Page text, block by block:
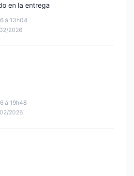
à 13h04
2026
en la entrega
à 19h48
2026